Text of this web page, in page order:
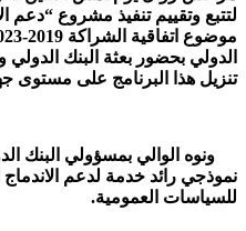
لتتبع وتقييم تنفيذ مشروع “دعم
الدولي بحضور بعثة البنك
تنزيل هذا البرنامج على
ونوه الوالي بمسؤولي البنك
نموذجي رائد خدمة لدعم الاندماج
للسياسات العمومية.